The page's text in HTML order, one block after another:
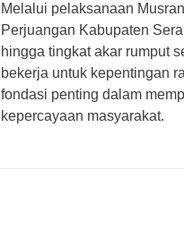
Melalui pelaksanaan
Perjuangan Kabupaten
hingga tingkat akar rumput
bekerja untuk kepentingan
fondasi penting dalam
kepercayaan masyarakat.